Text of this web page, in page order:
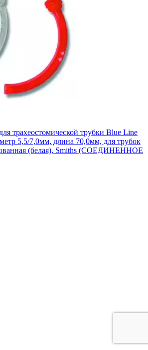
трахеостомической трубки Blue Line
5,5/7,0мм, длина 70,0мм, для трубок
(белая), Smiths (СОЕДИНЕННОЕ